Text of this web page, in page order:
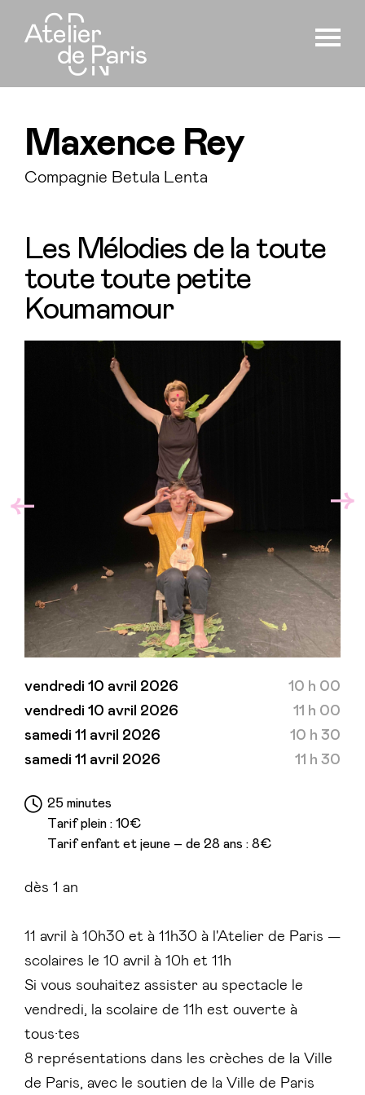
Maxence Rey
Compagnie Betula Lenta
Les Mélodies de la toute
toute toute petite
Koumamour
vendredi 10 avril 2026
10 h 00
vendredi 10 avril 2026
11 h 00
samedi 11 avril 2026
10 h 30
samedi 11 avril 2026
11 h 30
25 minutes
Tarif plein : 10€
Tarif enfant et jeune – de 28 ans : 8€
dès 1 an
11 avril à 10h30 et à 11h30 à l'Atelier de Paris —
scolaires le 10 avril à 10h et 11h
Si vous souhaitez assister au spectacle le
vendredi, la scolaire de 11h est ouverte à
tous·tes
8 représentations dans les crèches de la Ville
de Paris, avec le soutien de la Ville de Paris